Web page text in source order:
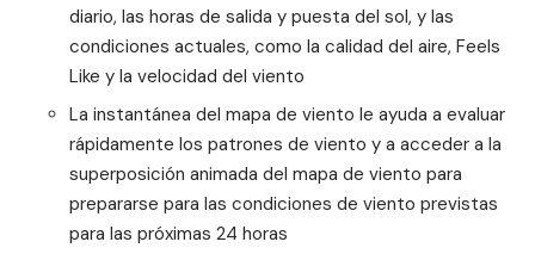
diario, las horas de salida y puesta del sol, y las
condiciones actuales, como la calidad del aire, Feels
Like y la velocidad del viento
La instantánea del mapa de viento le ayuda a evaluar
rápidamente los patrones de viento y a acceder a la
superposición animada del mapa de viento para
prepararse para las condiciones de viento previstas
para las próximas 24 horas